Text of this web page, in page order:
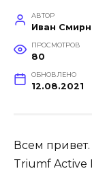
АВТОР
Иван
ПРОСМОТРОВ
80
ОБНОВЛЕНО
12.08.2021
Всем
Triumf Active